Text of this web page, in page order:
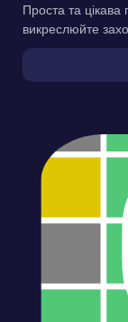
Проста та цікава
викреслюйте